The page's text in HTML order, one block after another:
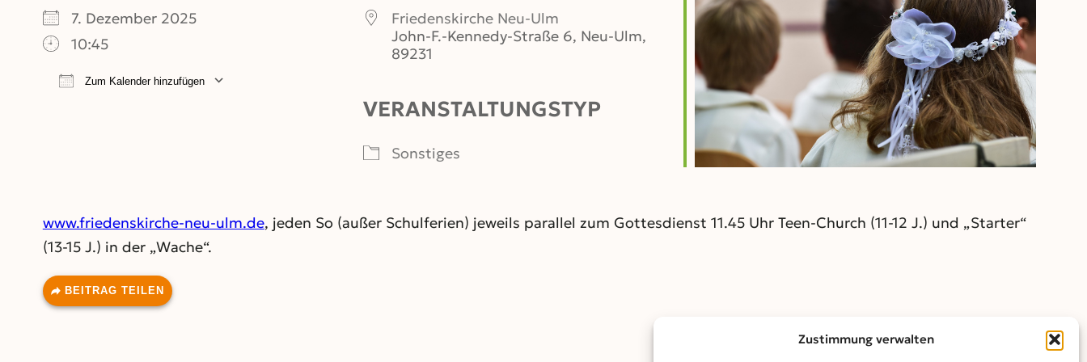
Zustimmung verwalten
7. Dezember 2025
10:45
Zum Kalender hinzufügen
Google Kalender iCalendar Outlook Live
Friedenskirche Neu-Ulm
John-F.-Kennedy-Straße 6, Neu-Ulm,
89231
VERANSTALTUNGSTYP
Sonstiges
www.friedenskirche-neu-ulm.de, jeden So (außer Schulferien) jeweils parallel zum Gottesdienst 11.45 Uhr Teen-Church (11-12 J.) und „Starter“
(13-15 J.) in der „Wache“.
BEITRAG TEILEN